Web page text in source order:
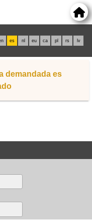
es nl eu ca pl rs lv
demandada es